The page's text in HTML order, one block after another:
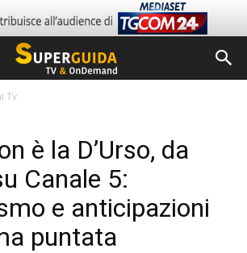
Tv
è la D’Urso, da
Canale 5:
e anticipazioni
puntata